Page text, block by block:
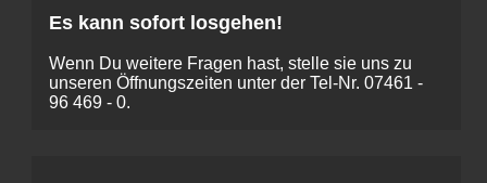
Es kann sofort losgehen!
Wenn Du weitere Fragen hast, stelle sie uns zu
unseren Öffnungszeiten unter der Tel-Nr. 07461 -
96 469 - 0.